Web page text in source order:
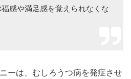
感や満足感を覚えられなくな
ーは、むしろうつ病を発症させ